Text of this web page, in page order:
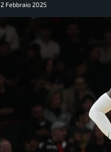
2 Febbraio 2025